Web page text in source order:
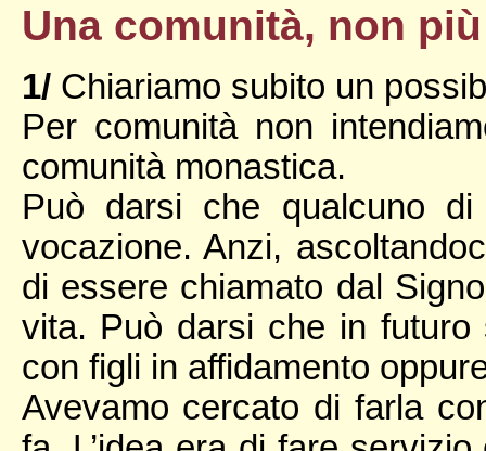
Una comunità, non
1/Chiariamo subito un
Per comunità non
comunità monastica.
Può darsi che qualcuno
vocazione. Anzi,
di essere chiamato dal
vita. Può darsi che in futuro
con figli in affidamento
Avevamo cercato di farla